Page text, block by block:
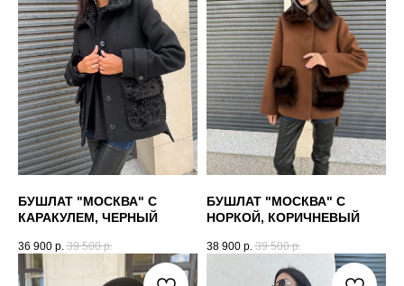
БУШЛАТ "МОСКВА" С
КАРАКУЛЕМ, ЧЕРНЫЙ
36 900 р. 39 500 р.
БУШЛАТ "МОСКВА" С
НОРКОЙ, КОРИЧНЕВЫЙ
38 900 р. 39 500 р.